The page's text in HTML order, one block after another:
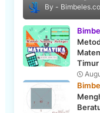
Timur